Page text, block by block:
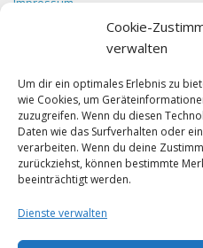
Cookie-
verwalten
Um dir ein optimales Erlebnis zu
wie Cookies, um
zuzugreifen. Wenn du diesen
Daten wie das Surfverhalten oder
verarbeiten. Wenn du deine
zurückziehst, können bestimmte
beeinträchtigt werden.
Dienste verwalten
Facebook
Klicke auf "Ich